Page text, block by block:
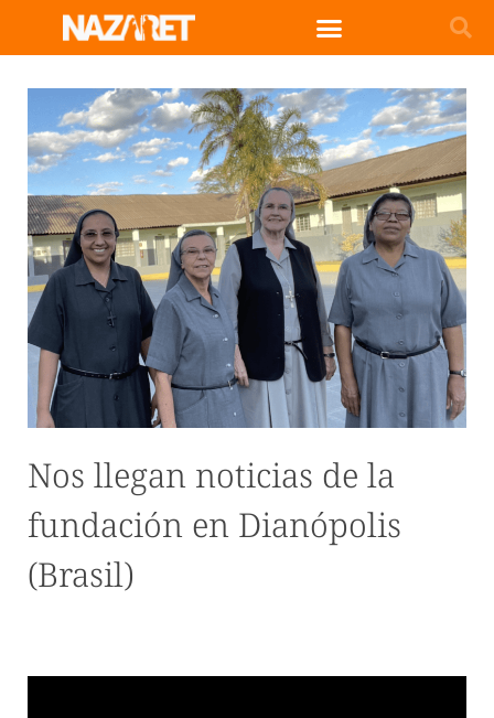
Nos llegan noticias de la
fundación en Dianópolis
(Brasil)